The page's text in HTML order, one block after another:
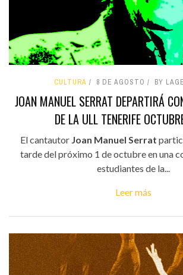
CULTURA 8 DE AGOSTO BY
JOAN MANUEL SERRAT DEPARTIRÁ
DE LA ULL TENERIFE
El cantautor Joan Manuel Serrat
tarde del próximo 1 de octubre en una
estudiantes de la...
Leer más